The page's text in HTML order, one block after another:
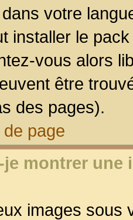
votre
installer le
vous alors
être
des pages).
page
montrer une
images sous